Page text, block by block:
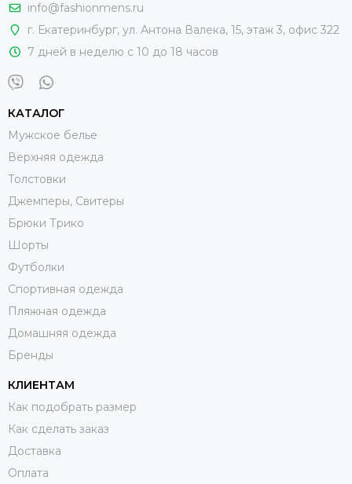
info@fashionmens.ru
г. Екатеринбург, ул. Антона Валека, 15, этаж 3, офис 322
7 дней в неделю с 10 до 18 часов
КАТАЛОГ
Мужское белье
Верхняя одежда
Толстовки
Джемперы, Свитеры
Брюки Трико
Шорты
Футболки
Спортивная одежда
Пляжная одежда
Домашняя одежда
Бренды
КЛИЕНТАМ
Как подобрать размер
Как сделать заказ
Доставка
Оплата